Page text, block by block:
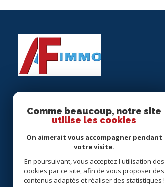
AF IMMOBILIER
afimmo@orange.fr
93290 Tremblay-en-France
Comme beaucoup, notre site
utilise les cookies
On aimerait vous accompagner pendant
votre visite.
En poursuivant, vous acceptez l'utilisation des
cookies par ce site, afin de vous proposer des
contenus adaptés et réaliser des statistiques !